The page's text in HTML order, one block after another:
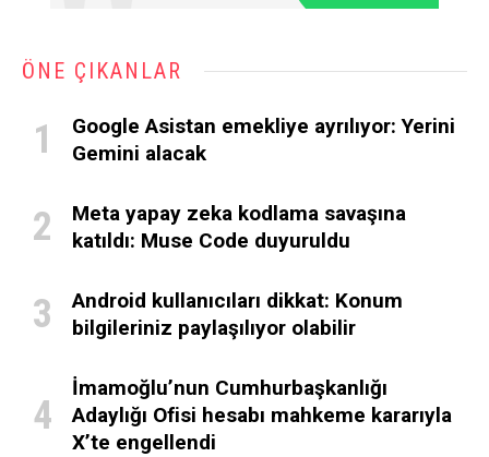
ÖNE ÇIKANLAR
Google Asistan emekliye ayrılıyor: Yerini
Gemini alacak
Meta yapay zeka kodlama savaşına
katıldı: Muse Code duyuruldu
Android kullanıcıları dikkat: Konum
bilgileriniz paylaşılıyor olabilir
İmamoğlu’nun Cumhurbaşkanlığı
Adaylığı Ofisi hesabı mahkeme kararıyla
X’te engellendi